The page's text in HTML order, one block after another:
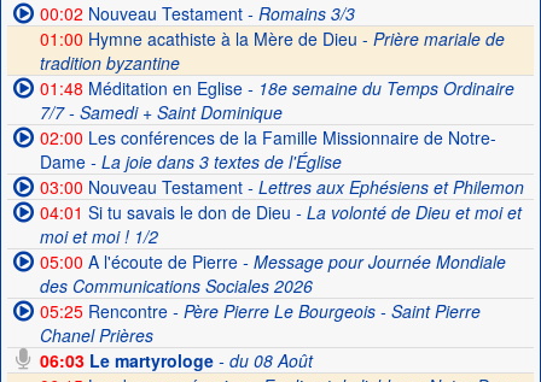
00:02 Nouveau Testament- Romains 3/3
01:00 Hymne acathiste à la Mère de Dieu - Prière mariale de
tradition byzantine
01:48 Méditation en Eglise- 18e semaine du Temps Ordinaire
7/7 - Samedi + Saint Dominique
02:00 Les conférences de la Famille Missionnaire de Notre-
Dame- La joie dans 3 textes de l'Église
03:00 Nouveau Testament- Lettres aux Ephésiens et Philemon
04:01 Si tu savais le don de Dieu - La volonté de Dieu et moi et
moi et moi ! 1/2
05:00 A l'écoute de Pierre- Message pour Journée Mondiale
des Communications Sociales 2026
05:25Rencontre- Père Pierre Le Bourgeois - Saint Pierre
Chanel Prières
06:03Le martyrologe- du 08 Août